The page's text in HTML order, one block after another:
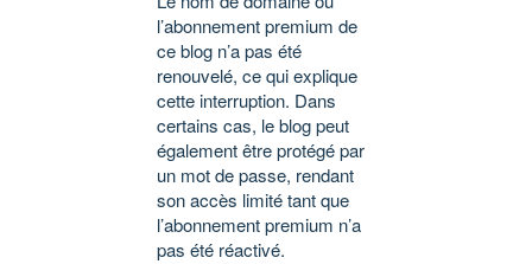
l’abonnement premium de
ce blog n’a pas été
renouvelé, ce qui explique
cette interruption. Dans
certains cas, le blog peut
également être protégé par
un mot de passe, rendant
son accès limité tant que
l’abonnement premium n’a
pas été réactivé.